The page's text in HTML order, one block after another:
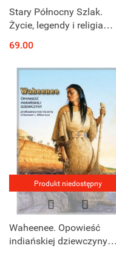
Stary Północny Szlak.
Życie, legendy i religia
69.00
Produkt niedostępny
Waheenee. Opowieść
indiańskiej dziewczyny